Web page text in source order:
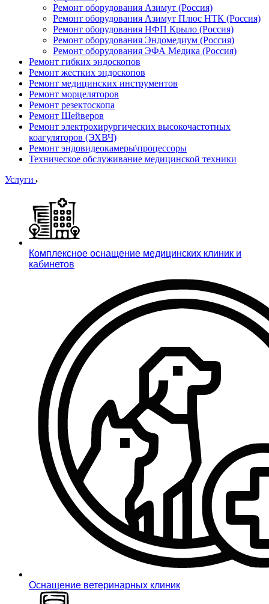
Ремонт оборудования Азимут (Россия)
Ремонт оборудования Азимут Плюс НТК (Россия)
Ремонт оборудования НФП Крыло (Россия)
Ремонт оборудования Эндомедиум (Россия)
Ремонт оборудования ЭФА Медика (Россия)
Ремонт гибких эндоскопов
Ремонт жестких эндоскопов
Ремонт медицинских инструментов
Ремонт морцеляторов
Ремонт резектоскопа
Ремонт Шейверов
Ремонт электрохирургических высокочастотных
коагуляторов (ЭХВЧ)
Ремонт эндовидеокамеры\процессоры
Техническое обслуживание медицинской техники
Услуги
Комплексное оснащение медицинских клиник и
кабинетов
Оснащение ветеринарных клиник